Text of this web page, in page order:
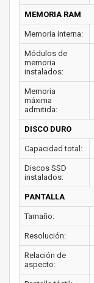
MEMORIA RAM
Memoria interna:
Módulos de
memoria
instalados:
Memoria
máxima
admitida:
DISCO DURO
Capacidad total:
Discos SSD
instalados:
PANTALLA
Tamaño:
Resolución:
Relación de
aspecto: